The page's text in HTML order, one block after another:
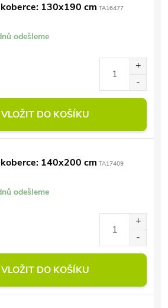
130x190 cm TA16477
odešleme
VLOŽIT DO KOŠÍKU
140x200 cm TA17409
odešleme
VLOŽIT DO KOŠÍKU